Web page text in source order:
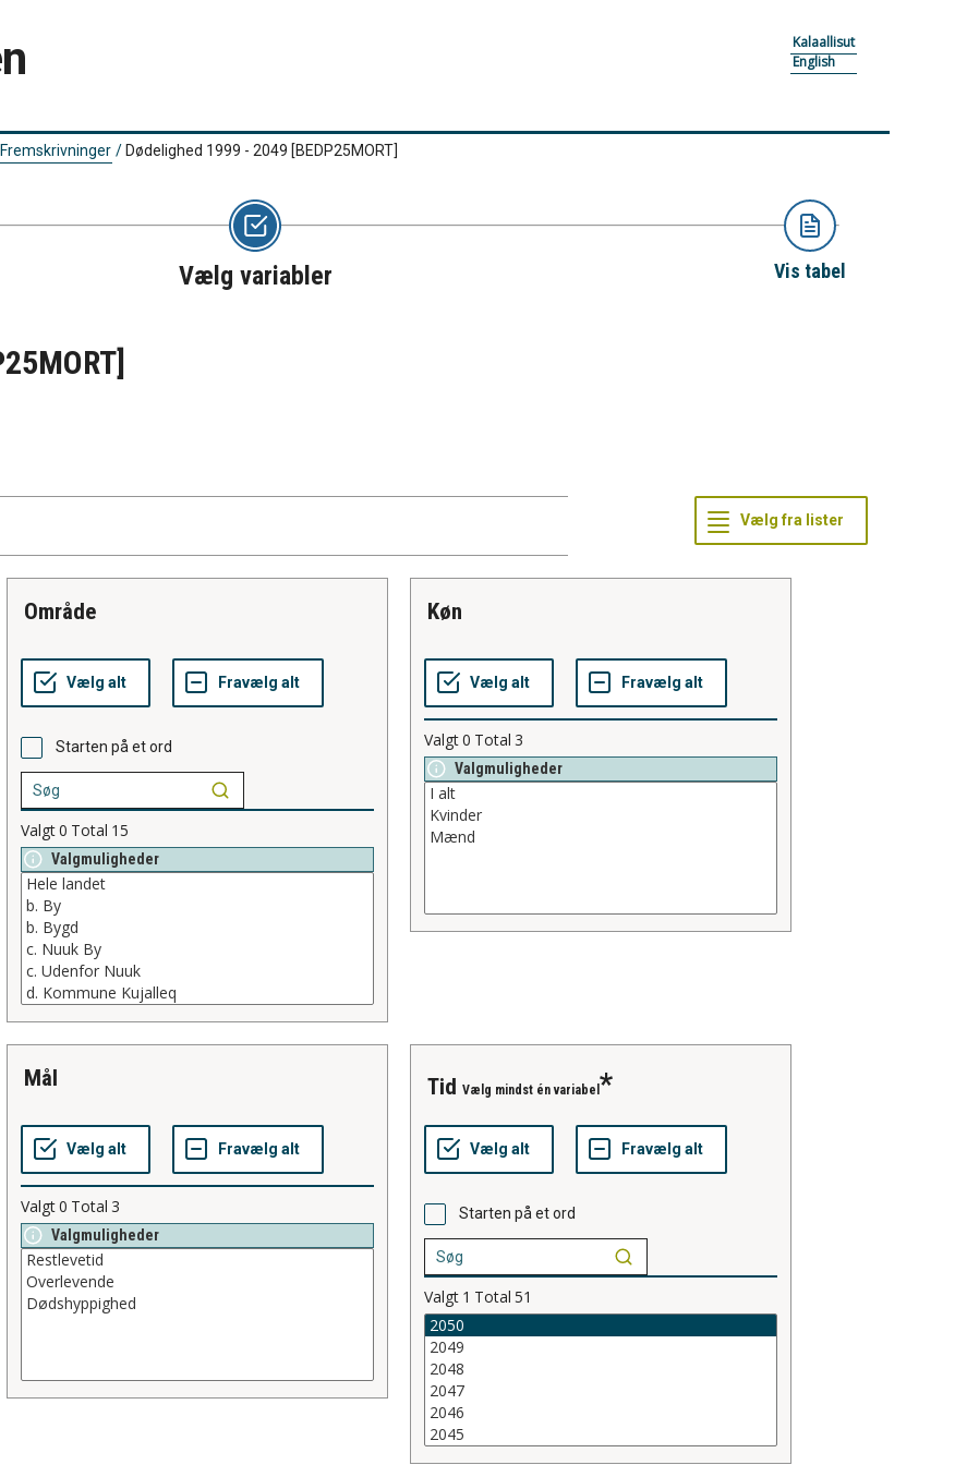
Kalaallisut
English
Fremskrivninger / Dødelighed 1999 - 2049 [BEDP25MORT]
Vælg variabler Vis tabel
område
Starten på et ord
Valgt0 Total 15
Valgmuligheder
køn
Valgt0 Total 3
Valgmuligheder
mål
Valgt0 Total 3
Valgmuligheder
tid Vælg mindst én variabel
Starten på et ord
Valgt 1 Total 51